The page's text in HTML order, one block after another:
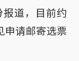
道，目前约
申请邮寄选票